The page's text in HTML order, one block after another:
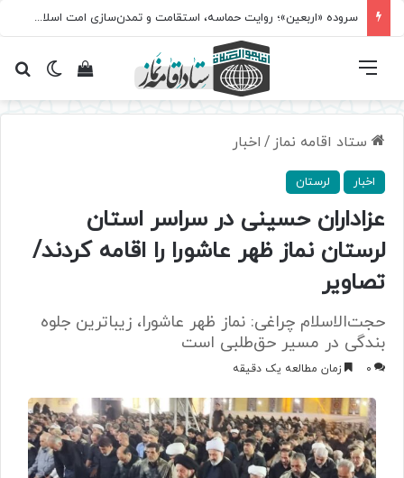
سروده‌ «اربعین»؛ روایت حماسه، استقامت و تمدن‌سازی امت اسلامی
تغییرمشاهده فهرست
ستاد اقامه نماز / اخبار
اخبار لرستان
عزاداران حسینی در سراسر استان
لرستان نماز ظهر عاشورا را اقامه کردند/
تصاویر
حجت‌الاسلام چراغی: نماز ظهر عاشورا، زیباترین جلوه
بندگی در مسیر حق‌طلبی است
0 زمان مطالعه یک دقیقه